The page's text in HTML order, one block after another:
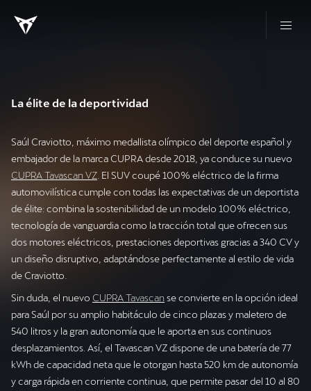
La élite de la deportividad
Saúl Craviotto, máximo medallista olímpico del deporte español y
embajador de la marca CUPRA desde 2018, ya conduce su nuevo
CUPRA Tavascan VZ . El SUV coupé 100% eléctrico de la firma
automovilística cumple con todas las expectativas de un deportista
de élite: combina la sostenibilidad de un modelo 100% eléctrico,
tecnología de vanguardia como la tracción total que ofrecen sus
dos motores eléctricos, prestaciones deportivas gracias a 340 CV y
un diseño disruptivo, adaptándose perfectamente al estilo de vida
de Craviotto.
Sin duda, el nuevo CUPRA Tavascan se convierte en la opción ideal
para Saúl por su amplio habitáculo de cinco plazas y maletero de
540 litros y la gran autonomía que le aporta en sus continuos
desplazamientos. Así, el Tavascan VZ dispone de una batería de 77
kWh de capacidad neta que le otorgan hasta 520 km de autonomía
y carga rápida en corriente continua, que permite pasar del 10 al 80